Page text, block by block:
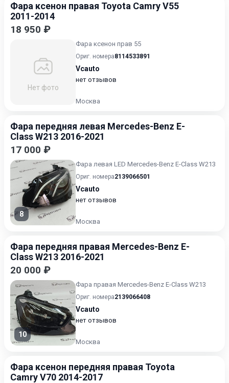
Фара ксенон правая Toyota Camry V55
2011-2014
18 950 ₽
Нет фото
Фара ксенон прав 55
Ориг. номера8114533891
Vcauto
нет отзывов
Москва
Фара передняя левая Mercedes-Benz E-
Class W213 2016-2021
17 000 ₽
8
Фара левая LED Mercedes-Benz E-Class W213
Ориг. номера2139066501
Vcauto
нет отзывов
Москва
Фара передняя правая Mercedes-Benz E-
Class W213 2016-2021
20 000 ₽
10
Фара правая Mercedes-Benz E-Class W213
Ориг. номера2139066408
Vcauto
нет отзывов
Москва
Фара ксенон передняя правая Toyota
Camry V70 2014-2017